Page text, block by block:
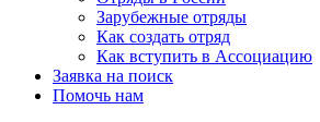
Зарубежные отряды
Как создать отряд
Как вступить в Ассоциацию
Заявка на поиск
Помочь нам